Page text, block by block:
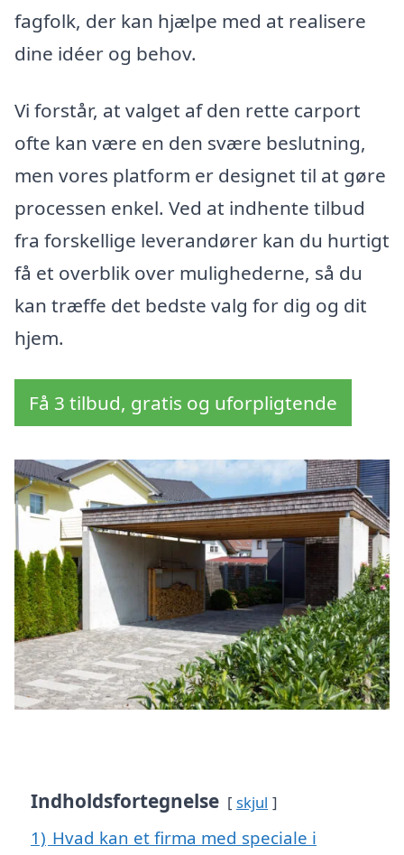
fagfolk, der kan hjælpe med at realisere
dine idéer og behov.
Vi forstår, at valget af den rette carport
ofte kan være en den svære beslutning,
men vores platform er designet til at gøre
processen enkel. Ved at indhente tilbud
fra forskellige leverandører kan du hurtigt
få et overblik over mulighederne, så du
kan træffe det bedste valg for dig og dit
hjem.
Få 3 tilbud, gratis og uforpligtende
Indholdsfortegnelse skjul
1) Hvad kan et firma med speciale i